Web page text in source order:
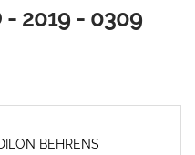
- 2019 - 0309
BEHRENS